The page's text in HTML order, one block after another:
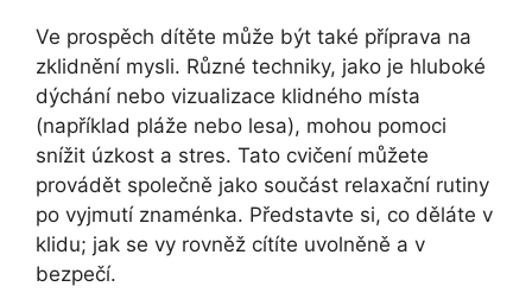
Ve prospěch dítěte může být také příprava na
zklidnění mysli. Různé techniky, jako je hluboké
dýchání nebo vizualizace klidného místa
(například pláže nebo lesa), mohou pomoci
snížit úzkost a stres. Tato cvičení můžete
provádět společně jako součást relaxační rutiny
po vyjmutí znaménka. Představte si, co děláte v
klidu; jak se vy rovněž cítíte uvolněně a v
bezpečí.